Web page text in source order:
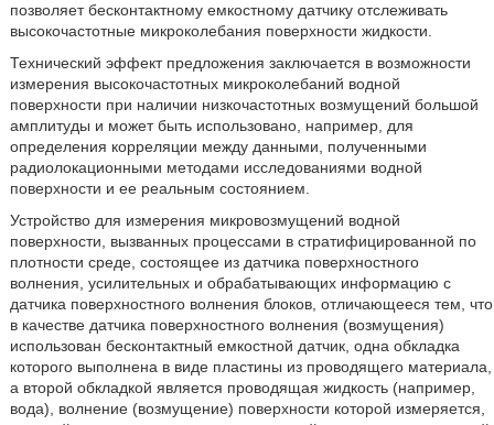
позволяет бесконтактному емкостному датчику отслеживать
высокочастотные микроколебания поверхности жидкости.
Технический эффект предложения заключается в возможности
измерения высокочастотных микроколебаний водной
поверхности при наличии низкочастотных возмущений большой
амплитуды и может быть использовано, например, для
определения корреляции между данными, полученными
радиолокационными методами исследованиями водной
поверхности и ее реальным состоянием.
Устройство для измерения микровозмущений водной
поверхности, вызванных процессами в стратифицированной по
плотности среде, состоящее из датчика поверхностного
волнения, усилительных и обрабатывающих информацию с
датчика поверхностного волнения блоков, отличающееся тем, что
в качестве датчика поверхностного волнения (возмущения)
использован бесконтактный емкостной датчик, одна обкладка
которого выполнена в виде пластины из проводящего материала,
а второй обкладкой является проводящая жидкость (например,
вода), волнение (возмущение) поверхности которой измеряется,